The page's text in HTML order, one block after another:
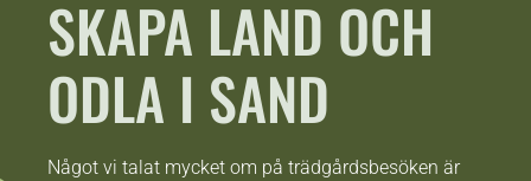
SKAPA LAND OCH
ODLA I SAND
Något vi talat mycket om på trädgårdsbesöken är